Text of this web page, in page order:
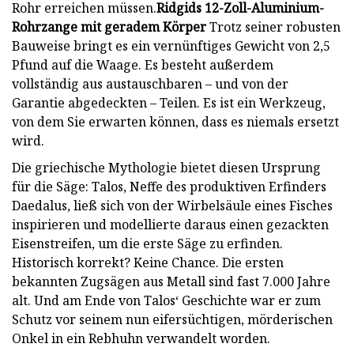
Rohr erreichen müssen.Ridgids 12-Zoll-Aluminium-
Rohrzange mit geradem KörperTrotz seiner robusten
Bauweise bringt es ein vernünftiges Gewicht von 2,5
Pfund auf die Waage. Es besteht außerdem
vollständig aus austauschbaren – und von der
Garantie abgedeckten – Teilen. Es ist ein Werkzeug,
von dem Sie erwarten können, dass es niemals ersetzt
wird.
Die griechische Mythologie bietet diesen Ursprung
für die Säge: Talos, Neffe des produktiven Erfinders
Daedalus, ließ sich von der Wirbelsäule eines Fisches
inspirieren und modellierte daraus einen gezackten
Eisenstreifen, um die erste Säge zu erfinden.
Historisch korrekt? Keine Chance. Die ersten
bekannten Zugsägen aus Metall sind fast 7.000 Jahre
alt. Und am Ende von Talos‘ Geschichte war er zum
Schutz vor seinem nun eifersüchtigen, mörderischen
Onkel in ein Rebhuhn verwandelt worden.